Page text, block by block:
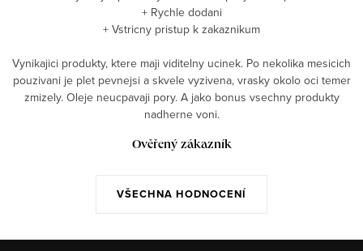
VŠECHNA HODNOCENÍ
+ Rychle dodani
+ Vstricny pristup k zakaznikum
Vynikajici produkty, ktere maji viditelny ucinek. Po nekolika mesicich
pouzivani je plet pevnejsi a skvele vyzivena, vrasky okolo oci temer
zmizely. Oleje neucpavaji pory. A jako bonus vsechny produkty
nadherne voni.
Ověřený zákazník